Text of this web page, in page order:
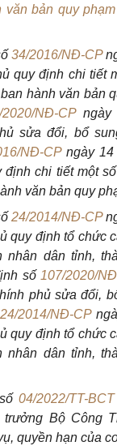
văn bản quy
34/2016/NĐ-CP
quy định chi tiết
hành văn bản
2020/NĐ-CPngày
sửa đổi, bổ
NĐ-CPngày 14
định chi tiết một
văn bản quy
24/2014/NĐ-CP
quy định tổ chức
nhân dân tỉnh,
số 107/2020/
phủ sửa đổi,
24/2014/NĐ-CP
quy định tổ chức
nhân dân tỉnh,
04/2022/TT-BCT
Bộ Công
quyền hạn của